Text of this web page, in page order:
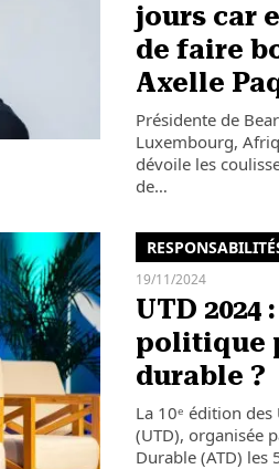
jours car
de faire
Axelle
Présidente de
Luxembourg,
dévoile les
de…
19/11/2024
UTD
politique
durable ?
La 10ᵉ édition
(UTD), organisée
Durable (ATD)